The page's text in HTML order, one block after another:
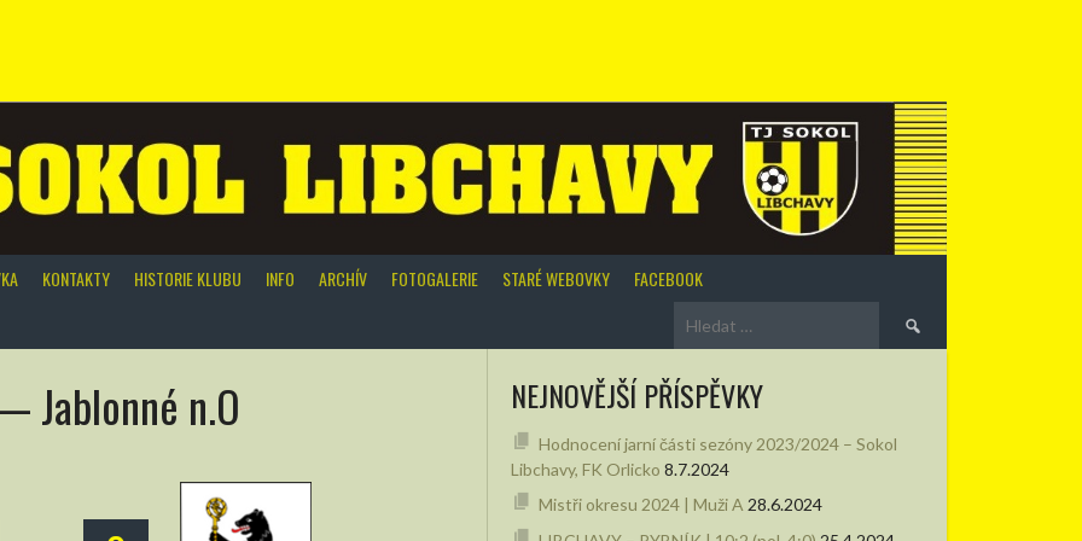
KONTAKTY HISTORIE KLUBU INFO ARCHÍV FOTOGALERIE STARÉ WEBOVKY FACEBOOK
Vyhledávání
Jablonné n.O NEJNOVĚJŠÍ PŘÍSPĚVKY
Hodnocení jarní části sezóny 2023/2024 – Sokol
Libchavy, FK Orlicko 8.7.2024
Mistři okresu 2024 | Muži A 28.6.2024